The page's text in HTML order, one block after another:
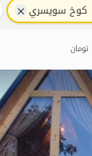
كوخ سويسري
تومان